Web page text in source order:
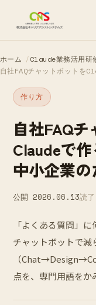
ホーム Claude業務活用研
自社FAQチャットボットを
作り方
自社FAQチ
Claudeで作
中小企業
公開 2026.06.13読
「よくある質問」
チャットボットで減
（
点を、専門用語をか